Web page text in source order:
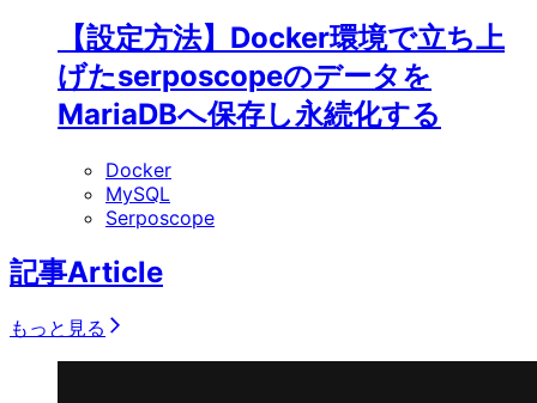
【設定方法】Docker環境で立ち上
げたserposcopeのデータを
MariaDBへ保存し永続化する
Docker
MySQL
Serposcope
記事Article
もっと見る